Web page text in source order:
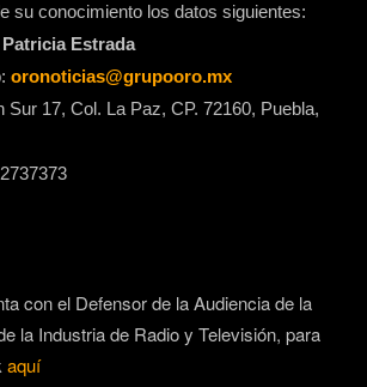
su conocimiento los datos siguientes:
Estrada
oronoticias@grupooro.mx
Sur 17, Col. La Paz, CP. 72160, Puebla,
con el Defensor de la Audiencia de la
la Industria de Radio y Televisión, para
aquí